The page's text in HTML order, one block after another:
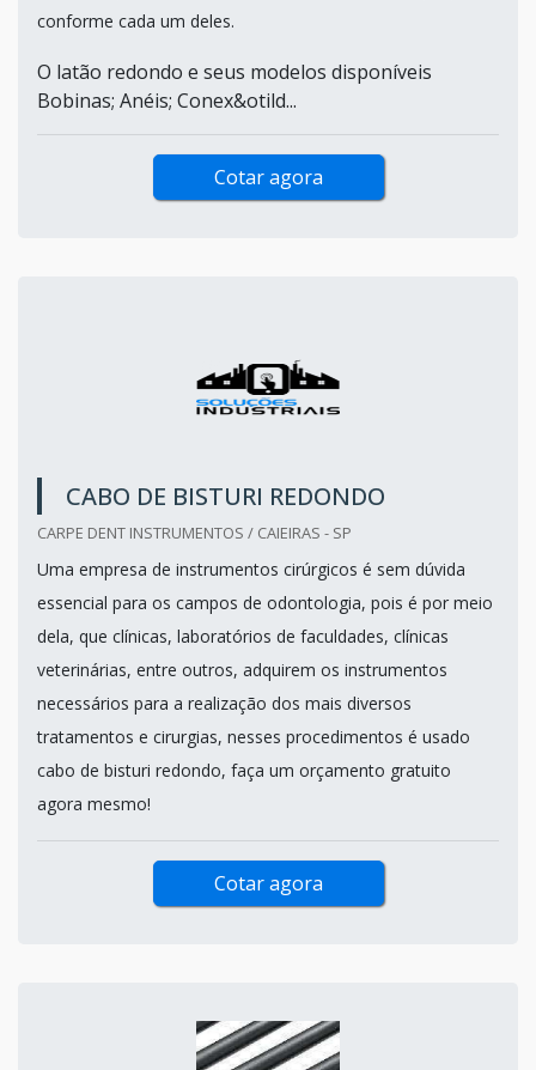
conforme cada um deles.
O latão redondo e seus modelos disponíveis
Bobinas; Anéis; Conex&otild...
Cotar agora
CABO DE BISTURI REDONDO
CARPE DENT INSTRUMENTOS / CAIEIRAS - SP
Uma empresa de instrumentos cirúrgicos é sem dúvida
essencial para os campos de odontologia, pois é por meio
dela, que clínicas, laboratórios de faculdades, clínicas
veterinárias, entre outros, adquirem os instrumentos
necessários para a realização dos mais diversos
tratamentos e cirurgias, nesses procedimentos é usado
cabo de bisturi redondo, faça um orçamento gratuito
agora mesmo!
Cotar agora